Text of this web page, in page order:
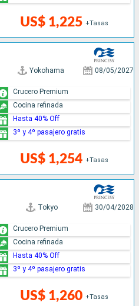
US$ 1,225 +Tasas
Yokohama 08/05/2027
US$ 1,254 +Tasas
Crucero Premium
Cocina refinada
Hasta 40% Off
3º y 4º pasajero gratis
Tokyo 30/04/2028
US$ 1,260 +Tasas
Crucero Premium
Cocina refinada
Hasta 40% Off
3º y 4º pasajero gratis